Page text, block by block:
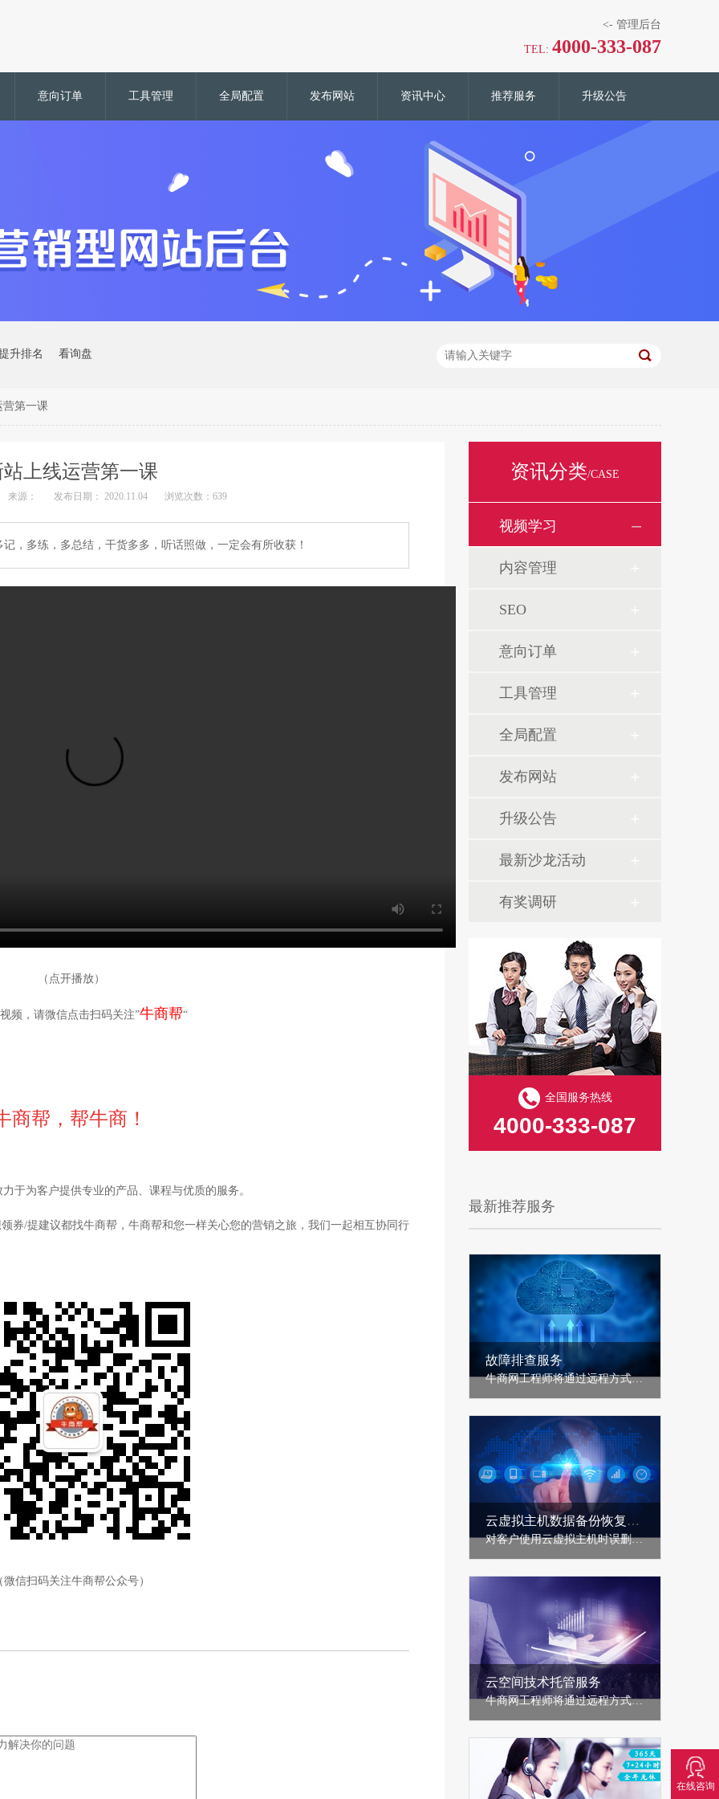
<- 管理后台
TEL: 4000-333-087
意向订单 工具管理 全局配置 发布网站 资讯中心 推荐服务 升级公告
升排名 看询盘
营第一课
站上线运营第一课
来源： 发布日期： 2020.11.04 浏览次数： 639
，多练，多总结，干货多多，听话照做，一定会有所收获！
（点开播放）
频，请微信点击扫码关注”牛商帮“
商帮，帮牛商！
于为客户提供专业的产品、课程与优质的服务。
券/提建议都找牛商帮，牛商帮和您一样关心您的营销之旅，我们一起相互协同行
微信扫码关注牛商帮公众号）
资讯分类/CASE
视频学习
内容管理
SEO
意向订单
工具管理
全局配置
发布网站
升级公告
最新沙龙活动
有奖调研
全国服务热线
4000-333-087
最新推荐服务
故障排查服务
牛商网工程师将通过远程方式为客户分析、定位云服务器操作系统/数据库/站点故障，提供针对性解决方案和建议......
云虚拟主机数据备份恢复服务
对客户使用云虚拟主机时误删的网站程序文件、数据库等重要文件，提供寻找、恢复服务，服务形式包括网站数据的【数据包下载】或【覆盖还原】......
云空间技术托管服务
牛商网工程师将通过远程方式为客户托管云空间/云虚拟主机服务，提供针对性解决方案和建议......
在线咨询